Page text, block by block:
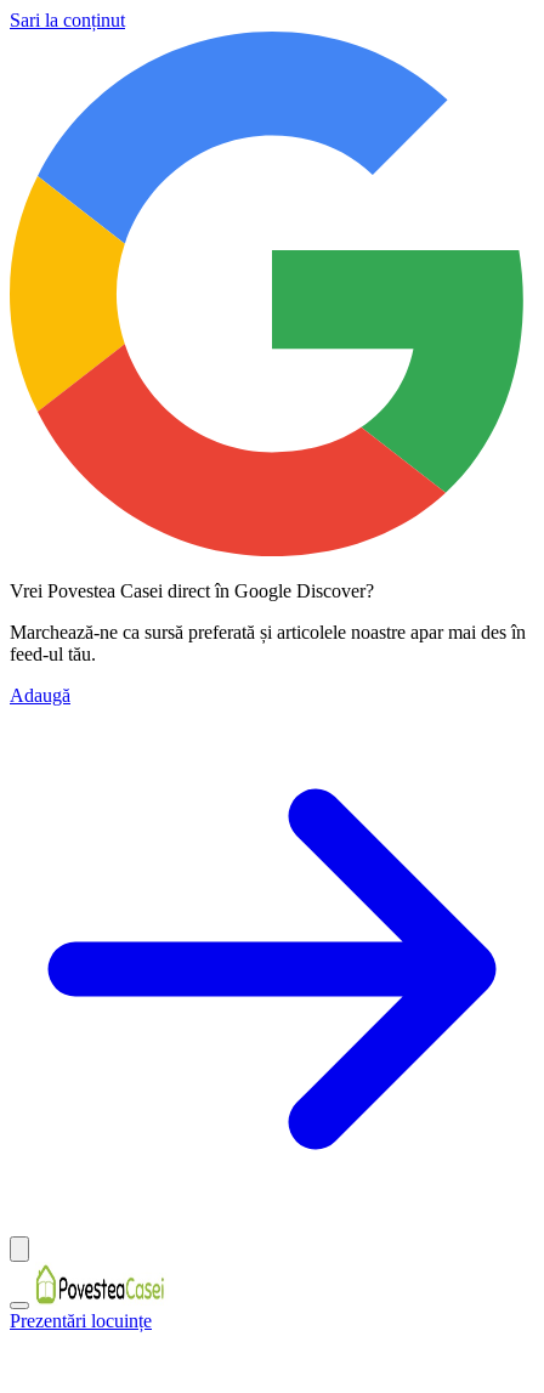
Sari la conținut
Vrei Povestea Casei direct în Google Discover?
Marchează-ne ca sursă preferată și articolele noastre apar mai des în
feed-ul tău.
Adaugă
Prezentări locuințe